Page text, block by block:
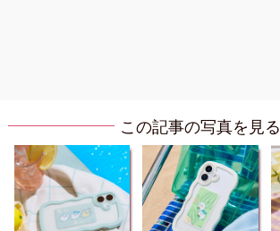
この記事の写真を見る